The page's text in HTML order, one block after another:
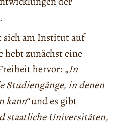
sich am Institut auf
hebt zunächst eine
hervor: „In
Studiengänge, in denen
kann“und es gibt
staatliche Universitäten,